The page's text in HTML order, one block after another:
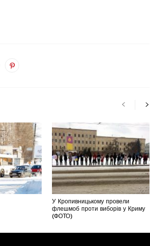
У Кропивницькому провели
флешмоб проти виборів у Криму
(ФОТО)